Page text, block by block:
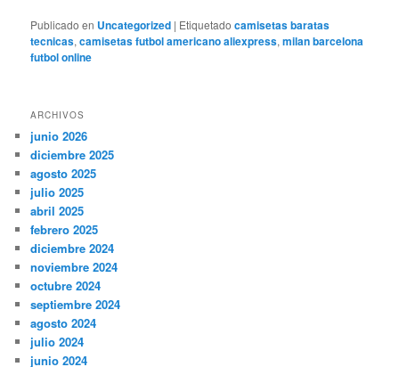
Publicado en Uncategorized | Etiquetado camisetas baratas
tecnicas,camisetas futbol americano aliexpress,milan barcelona
futbol online
ARCHIVOS
junio 2026
diciembre 2025
agosto 2025
julio 2025
abril 2025
febrero 2025
diciembre 2024
noviembre 2024
octubre 2024
septiembre 2024
agosto 2024
julio 2024
junio 2024